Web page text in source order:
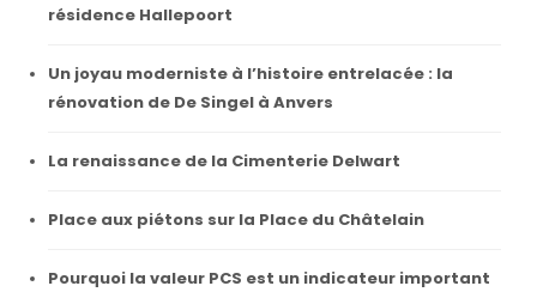
résidence Hallepoort
Un joyau moderniste à l’histoire entrelacée : la
rénovation de De Singel à Anvers
La renaissance de la Cimenterie Delwart
Place aux piétons sur la Place du Châtelain
Pourquoi la valeur PCS est un indicateur important